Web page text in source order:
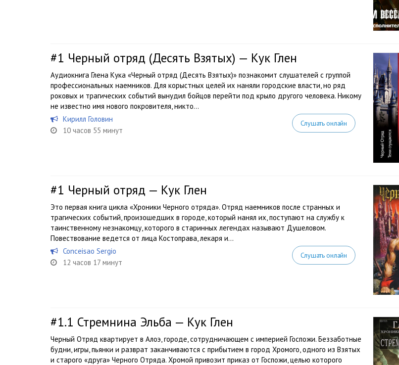
#1 Черный отряд (Десять Взятых) — Кук Глен
Аудиокнига Глена Кука «Черный отряд (Десять Взятых)» познакомит слушателей с группой
профессиональных наемников. Для корыстных целей их наняли городские власти, но ряд
роковых и трагических событий вынудил бойцов перейти под крыло другого человека. Никому
не известно имя нового покровителя, никто...
Кирилл Головин
10 часов 55 минут
Слушать онлайн
#1 Черный отряд — Кук Глен
Это первая книга цикла «Хроники Черного отряда». Отряд наемников после странных и
трагических событий, произошедших в городе, который нанял их, поступают на службу к
таинственному незнакомцу, которого в старинных легендах называют Душеловом.
Повествование ведется от лица Костоправа, лекаря и...
Conceisao Sergio
12 часов 17 минут
Слушать онлайн
#1.1 Стремнина Эльба — Кук Глен
Черный Отряд квартирует в Алоэ, городе, сотрудничающем с империей Госпожи. Беззаботные
будни, игры, пьянки и разврат заканчиваются с прибытием в город Хромого, одного из Взятых
и старого «друга» Черного Отряда. Хромой привозит приказ от Госпожи, целью которого